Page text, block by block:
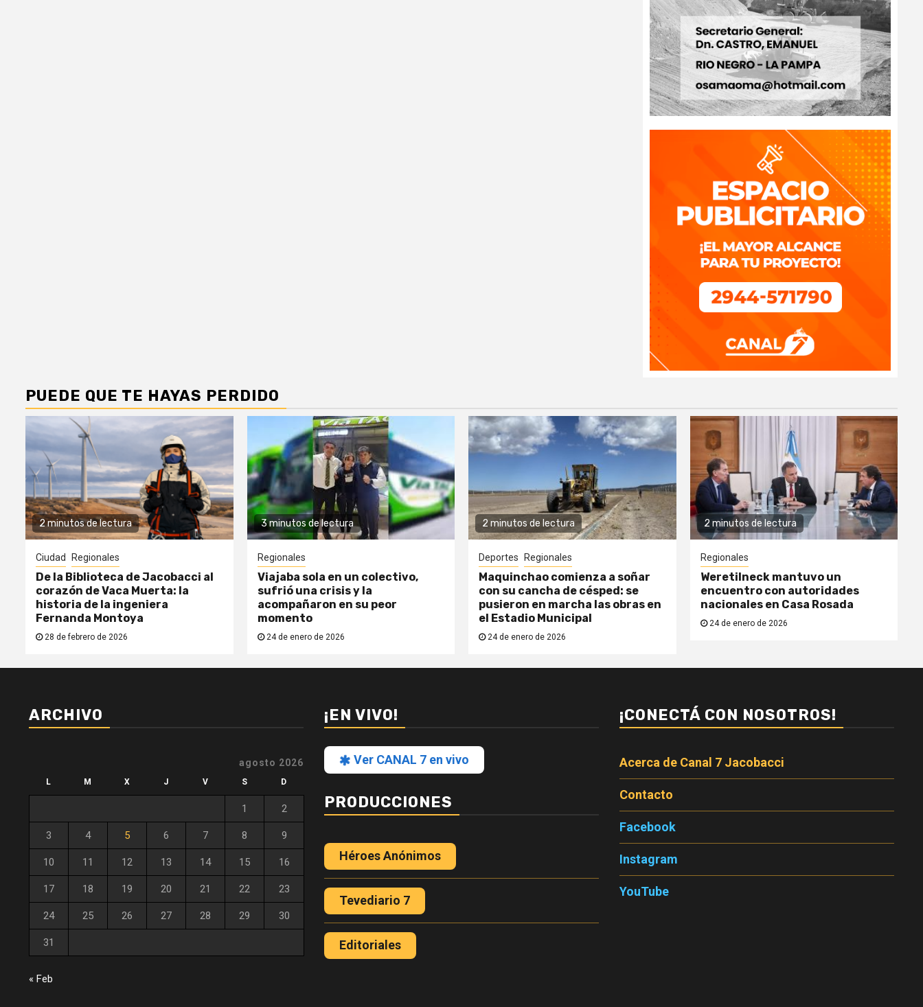
PUEDE QUE TE HAYAS PERDIDO
2 minutos de lectura
Ciudad Regionales
De la Biblioteca de Jacobacci al
corazón de Vaca Muerta: la
historia de la ingeniera
Fernanda Montoya
28 de febrero de 2026
3 minutos de lectura
Regionales
Viajaba sola en un colectivo,
sufrió una crisis y la
acompañaron en su peor
momento
24 de enero de 2026
2 minutos de lectura
Deportes Regionales
Maquinchao comienza a soñar
con su cancha de césped: se
pusieron en marcha las obras en
el Estadio Municipal
24 de enero de 2026
2 minutos de lectura
Regionales
Weretilneck mantuvo un
encuentro con autoridades
nacionales en Casa Rosada
24 de enero de 2026
ARCHIVO
agosto 2026
L M X J V S D
1 2
3 4 5 6 7 8 9
10 11 12 13 14 15 16
17 18 19 20 21 22 23
24 25 26 27 28 29 30
31
« Feb
¡EN VIVO!
Ver CANAL 7 en vivo
PRODUCCIONES
Héroes Anónimos
Tevediario 7
Editoriales
¡CONECTÁ CON NOSOTROS!
Acerca de Canal 7 Jacobacci
Contacto
Facebook
Instagram
YouTube